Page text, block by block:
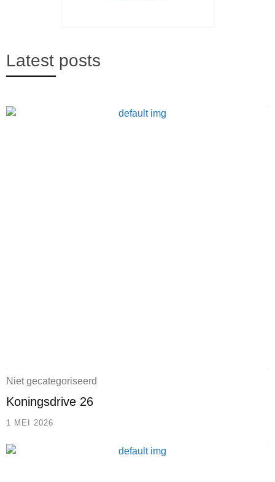
Latest posts
Niet gecategoriseerd
Koningsdrive 26
1 MEI 2026